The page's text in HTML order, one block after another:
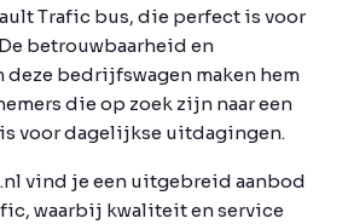
Trafic bus, die perfect is voor
betrouwbaarheid en
deze bedrijfswagen maken hem
die op zoek zijn naar een
voor dagelijkse uitdagingen.
vind je een uitgebreid aanbod
waarbij kwaliteit en service